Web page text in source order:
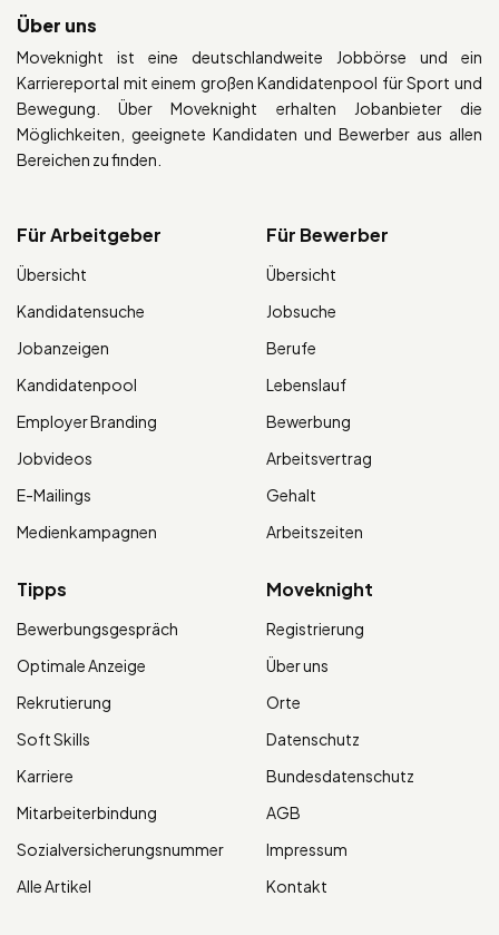
Über uns
Moveknight ist eine deutschlandweite Jobbörse und ein
Karriereportal mit einem großen Kandidatenpool für Sport und
Bewegung. Über Moveknight erhalten Jobanbieter die
Möglichkeiten, geeignete Kandidaten und Bewerber aus allen
Bereichen zu finden.
Für Arbeitgeber
Übersicht
Kandidatensuche
Jobanzeigen
Kandidatenpool
Employer Branding
Jobvideos
E-Mailings
Medienkampagnen
Für Bewerber
Übersicht
Jobsuche
Berufe
Lebenslauf
Bewerbung
Arbeitsvertrag
Gehalt
Arbeitszeiten
Tipps
Bewerbungsgespräch
Optimale Anzeige
Rekrutierung
Soft Skills
Karriere
Mitarbeiterbindung
Sozialversicherungsnummer
Alle Artikel
Moveknight
Registrierung
Über uns
Orte
Datenschutz
Bundesdatenschutz
AGB
Impressum
Kontakt